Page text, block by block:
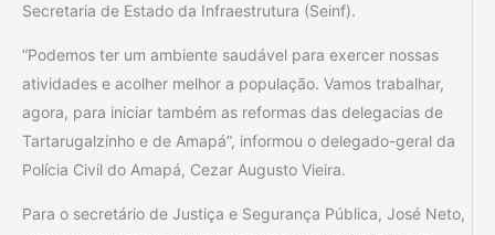
Secretaria de Estado da Infraestrutura (Seinf).
“Podemos ter um ambiente saudável para exercer nossas
atividades e acolher melhor a população. Vamos trabalhar,
agora, para iniciar também as reformas das delegacias de
Tartarugalzinho e de Amapá”, informou o delegado-geral da
Polícia Civil do Amapá, Cezar Augusto Vieira.
Para o secretário de Justiça e Segurança Pública, José Neto,